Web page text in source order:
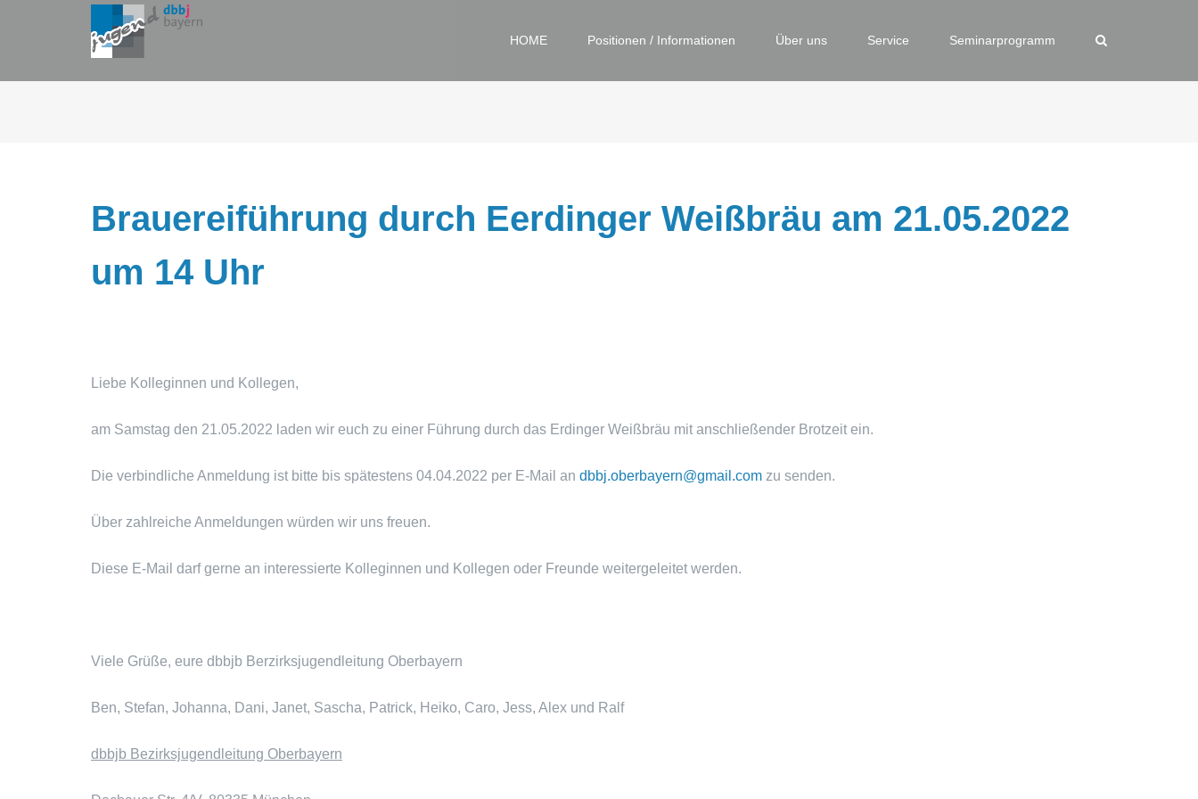
HOME Positionen / Informationen Über uns Service Seminarprogramm
Brauereiführung durch Eerdinger Weißbräu am 21.05.2022
um 14 Uhr
Liebe Kolleginnen und Kollegen,
am Samstag den 21.05.2022 laden wir euch zu einer Führung durch das Erdinger Weißbräu mit anschließender Brotzeit ein.
Die verbindliche Anmeldung ist bitte bis spätestens 04.04.2022 per E-Mail an dbbj.oberbayern@gmail.com zu senden.
Über zahlreiche Anmeldungen würden wir uns freuen.
Diese E-Mail darf gerne an interessierte Kolleginnen und Kollegen oder Freunde weitergeleitet werden.
Viele Grüße, eure dbbjb Berzirksjugendleitung Oberbayern
Ben, Stefan, Johanna, Dani, Janet, Sascha, Patrick, Heiko, Caro, Jess, Alex und Ralf
dbbjb Bezirksjugendleitung Oberbayern